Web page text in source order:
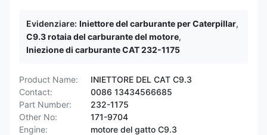
Evidenziare: Iniettore del carburante per Caterpillar,
C9.3 rotaia del carburante del motore,
Iniezione di carburante CAT 232-1175
Product Name:
INIETTORE DEL CAT C9.3
Contact:
0086 13434566685
Part Number:
232-1175
Other No:
171-9704
Engine:
motore del gatto C9.3